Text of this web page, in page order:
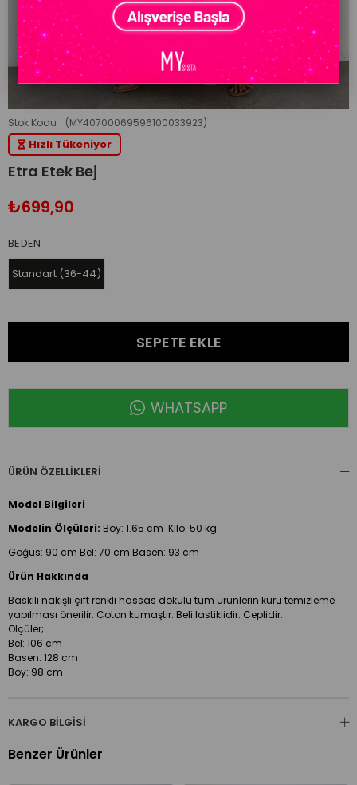
Stok Kodu (MY40700069596100033923)
Hızlı Tükeniyor
Etra Etek Bej
₺699,90
BEDEN
Standart (36-44)
WHATSAPP
ÜRÜN ÖZELLIKLERI
Model Bilgileri
Modelin Ölçüleri: Boy: 1.65 cm Kilo: 50 kg
Göğüs: 90 cm Bel: 70 cm Basen: 93 cm
Ürün Hakkında
Baskılı nakışlı çift renkli hassas dokulu tüm ürünlerin kuru temizleme
yapılması önerilir. Coton kumaştır. Beli lastiklidir. Ceplidir.
Ölçüler;
Bel: 106 cm
Basen: 128 cm
Boy: 98 cm
KARGO BILGISI
Benzer Ürünler